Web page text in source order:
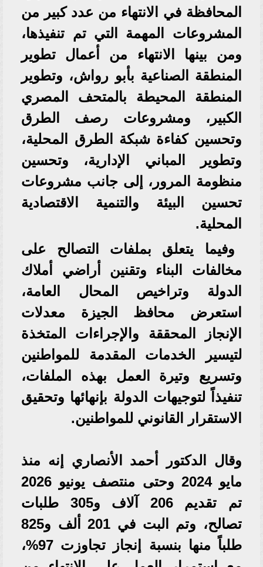
المحافظة في الانتهاء من عدد كبير من
المشروعات المهمة التي تم تنفيذها،
ومن بينها الانتهاء من أعمال تطوير
المنطقة الصناعية بأبو رواش، وتطوير
المنطقة المحيطة بالمتحف المصري
الكبير، ومشروعات رصف الطرق
وتحسين كفاءة شبكة الطرق المحلية،
وتطوير المباني الإدارية، وتحسين
منظومة المرور، إلى جانب مشروعات
تحسين البيئة والتنمية الاقتصادية
المحلية.
وفيما يتعلق بملفات التصالح على
مخالفات البناء وتقنين أراضي أملاك
الدولة وتراخيص المحال العامة،
استعرض محافظ الجيزة معدلات
الإنجاز المحققة والإجراءات المتخذة
لتيسير الخدمات المقدمة للمواطنين
وتسريع وتيرة العمل بهذه الملفات،
تنفيذاً لتوجيهات الدولة بإنهائها وتحقيق
الاستقرار القانوني للمواطنين.
وقال الدكتور أحمد الأنصاري إنه منذ
مايو 2024 وحتى منتصف يونيو 2026
تم تقديم 206 آلاف و305 طلبات
تصالح، وتم البت في 201 ألف و825
طلباً منها بنسبة إنجاز تجاوزت 97%،